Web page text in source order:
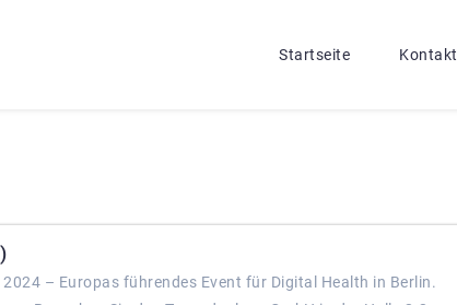
Startseite Kontakt
– Europas führendes Event für Digital Health in Berlin.